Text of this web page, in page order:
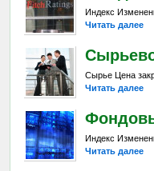
Индекс
Читать далее
Сырье Цена
Читать далее
Индекс
Читать далее